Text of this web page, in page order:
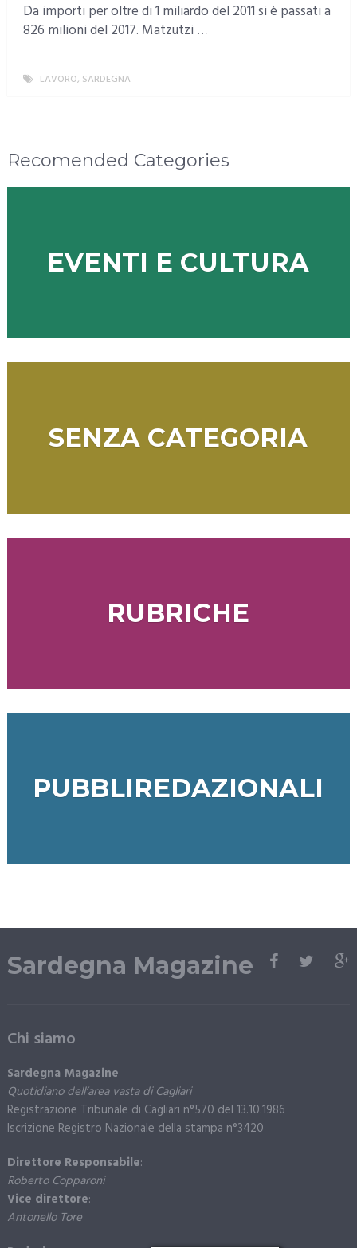
Da importi per oltre di 1 miliardo del 2011 si è passati a
826 milioni del 2017. Matzutzi …
LAVORO, SARDEGNA
Recomended Categories
EVENTI E CULTURA
SENZA CATEGORIA
RUBRICHE
PUBBLIREDAZIONALI
Sardegna Magazine
Chi siamo
Sardegna Magazine
Quotidiano dell’area vasta di Cagliari
Registrazione Tribunale di Cagliari n°570 del 13.10.1986
Iscrizione Registro Nazionale della stampa n°3420
Direttore Responsabile:
Roberto Copparoni
Vice direttore:
Antonello Tore